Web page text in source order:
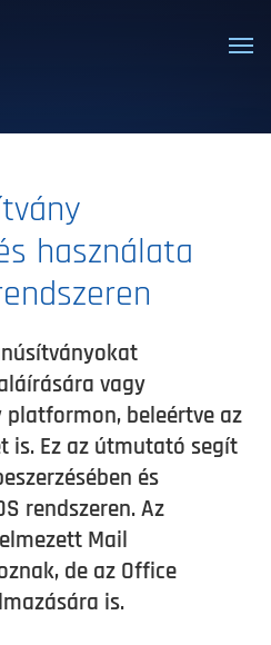
SSL/TLS tanúsítványok
használata
vagy
beleértve az
is. Ez az útmutató segít
és
rendszeren. Az
Mail
de az Office
is.